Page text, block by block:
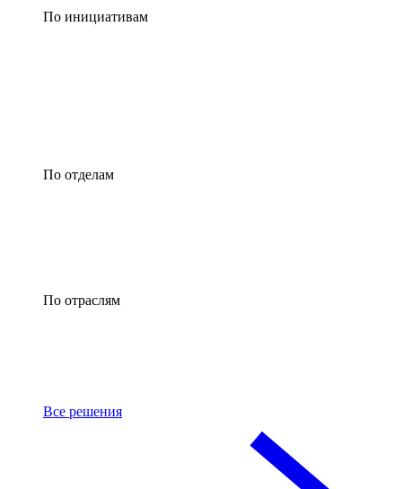
По инициативам
По отделам
По отраслям
Все решения